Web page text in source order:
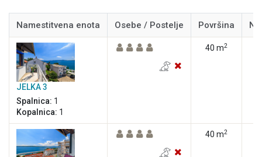
Namestitvena enota Osebe / Postelje Površina
JELKA 3
Spalnica: 1
Kopalnica: 1
40 m2
40 m2